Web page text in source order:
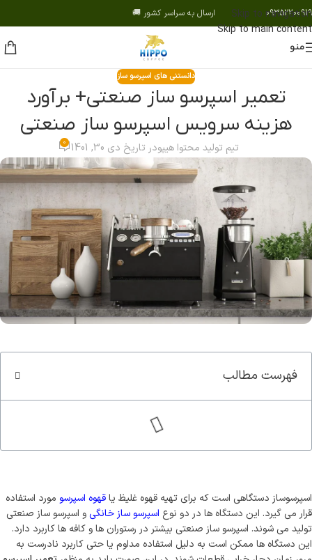
Skip to navigation
Skip to main content
09352200919 ارسال به سراسر کشور 🚚
منو
دانستنی های اسپرسو ساز
تعمیر اسپرسو ساز صنعتی+ برآورد
هزینه سرویس اسپرسو ساز صنعتی
تیم تولید محتوا هیپودر تاریخ دی 30, 1401 0
فهرست مطالب
اسپرسوساز دستگاهی است که برای تهیه قهوه غلیظ یاقهوه اسپرسو مورد استفاده
قرار می گیرد. این دستگاه ها در دو نوع اسپرسو ساز خانگی و اسپرسو ساز صنعتی
تولید می شوند. اسپرسو ساز صنعتی بیشتر در رستوران ها و کافه ها کاربرد دارد.
این دستگاه ها ممکن است به دلیل استفاده مداوم یا حتی کاربرد نادرست به